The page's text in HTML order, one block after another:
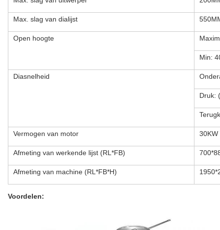
Max. slag van dialijst
Open hoogte
Min:
Diasnelheid
Druk:
Vermogen van motor 30KW
Afmeting van werkende lijst (RL*FB)
Afmeting van machine (RL*FB*H)
Voordelen: